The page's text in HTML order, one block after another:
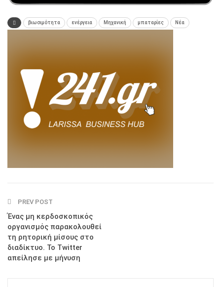
βιωσιμότητα ενέργεια Μηχανική μπαταρίες Νέα
PREV POST
Ένας μη κερδοσκοπικός
οργανισμός παρακολουθεί
τη ρητορική μίσους στο
διαδίκτυο. Το Twitter
απείλησε με μήνυση